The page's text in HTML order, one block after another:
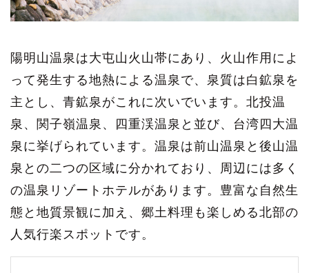
陽明山温泉は大屯山火山帯にあり、火山作用によ
って発生する地熱による温泉で、泉質は白鉱泉を
主とし、青鉱泉がこれに次いでいます。北投温
泉、関子嶺温泉、四重渓温泉と並び、台湾四大温
泉に挙げられています。温泉は前山温泉と後山温
泉との二つの区域に分かれており、周辺には多く
の温泉リゾートホテルがあります。豊富な自然生
態と地質景観に加え、郷土料理も楽しめる北部の
人気行楽スポットです。